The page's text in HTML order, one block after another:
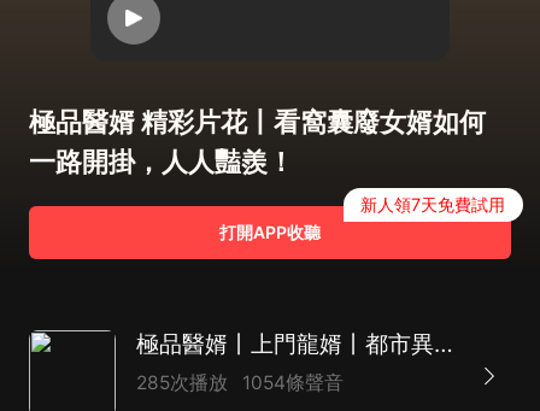
極品醫婿 精彩片花丨看窩囊廢女婿如何
一路開掛，人人豔羨！
打開APP收聽
新人領7天免費試用
極品醫婿丨上門龍婿丨都市異能贅婿爽文丨精品多播
285次播放 1054條聲音